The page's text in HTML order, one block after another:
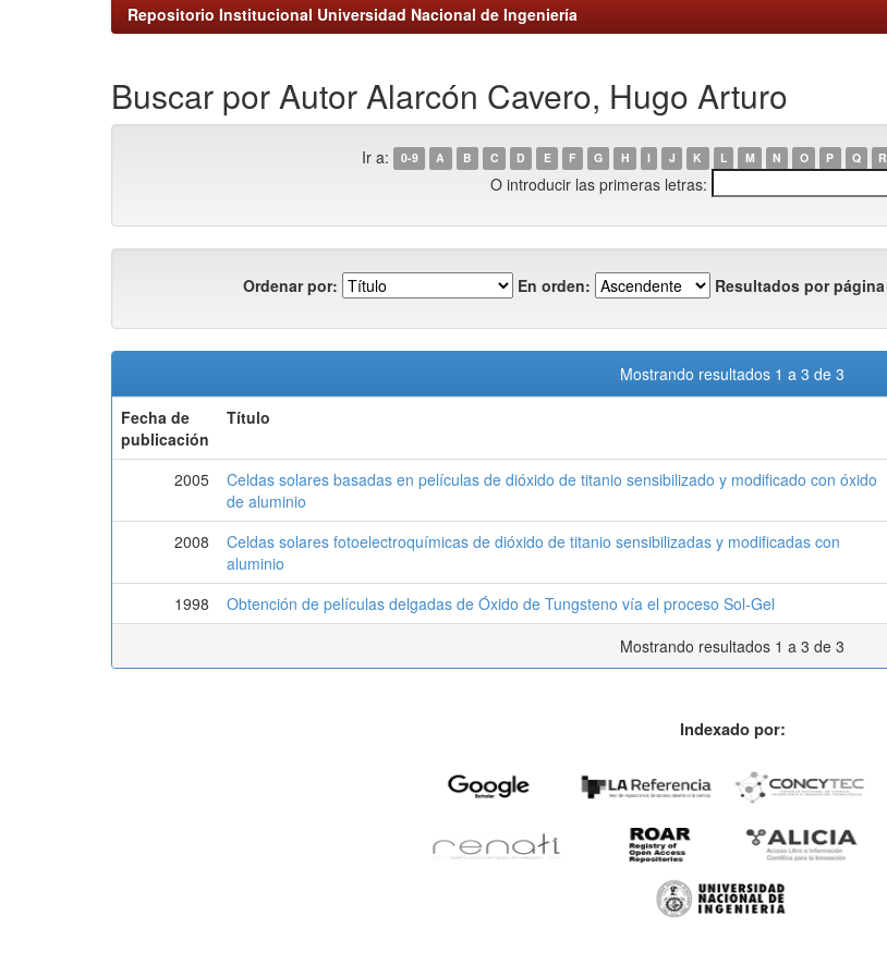
Repositorio Institucional Universidad Nacional de Ingeniería
Buscar por Autor Alarcón Cavero, Hugo Arturo
Ir a: 0-9 A B C D E F G H I J K L M N O P Q R
O introducir las primeras letras:
Ordenar por: En orden: Resultados por página
Mostrando resultados 1 a 3 de 3
Fecha de
publicación
Título
2005
Celdas solares basadas en películas de dióxido de titanio sensibilizado y modificado con óxido
de aluminio
2008
Celdas solares fotoelectroquímicas de dióxido de titanio sensibilizadas y modificadas con
aluminio
1998
Obtención de películas delgadas de Óxido de Tungsteno vía el proceso Sol-Gel
Mostrando resultados 1 a 3 de 3
Indexado por: